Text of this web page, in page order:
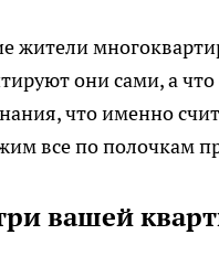
жители
они сами, а
что именно
все по полочкам
вашей